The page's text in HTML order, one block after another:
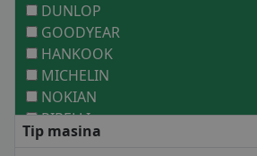
DUNLOP
GOODYEAR
HANKOOK
MICHELIN
NOKIAN
PIRELLI
ANVELOPE MEDII
Tip masina